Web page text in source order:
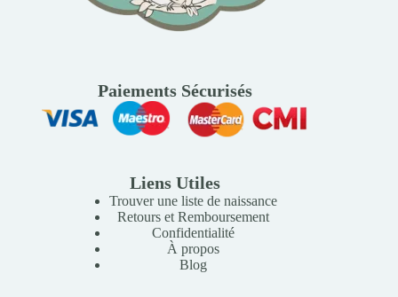
Paiements Sécurisés
Liens Utiles
Trouver une liste de naissance
Retours et Remboursement
Confidentialité
À propos
Blog